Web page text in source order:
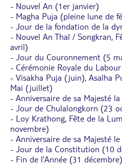
- Nouvel An (1er janvier)
- Magha Puja (pleine lune de
- Jour de la fondation de la
- Nouvel An Thaï / Songkran,
avril)
- Jour du Couronnement (5
- Cérémonie Royale du
- Visakha Puja (juin), Asalha
Mai (juillet)
- Anniversaire de sa Majesté
- Jour de Chulalongkorn (23
- Loy Krathong, Fête de la
novembre)
- Anniversaire de sa Majesté
- Jour de la Constitution (10
- Fin de l’Année (31 décembre)